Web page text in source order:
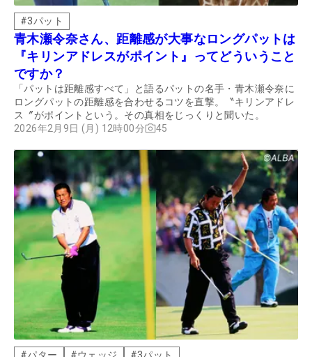
#3パット
青木瀬令奈さん、距離感が大事なロングパットは
『キリンアドレスがポイント』ってどういうこと
ですか？
「パットは距離感すべて」と語るパットの名手・青木瀬令奈に
ロングパットの距離感を合わせるコツを直撃。〝キリンアドレ
ス〞がポイントという。その真相をじっくりと聞いた。
2026年2月9日 (月) 12時00分
45